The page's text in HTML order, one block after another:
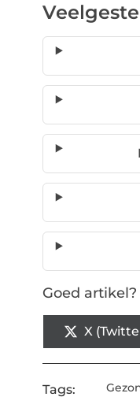
Goed
X
Tags: